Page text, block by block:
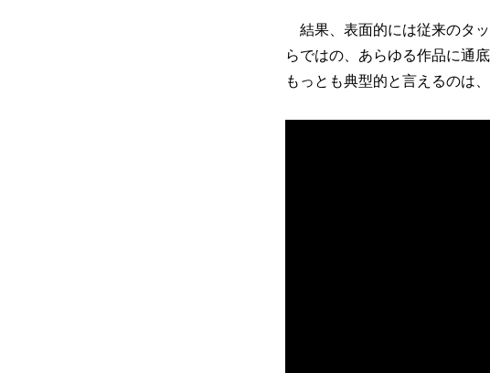
結果、表面的には従来のタ
らではの、あらゆる作品に通
もっとも典型的と言えるのは